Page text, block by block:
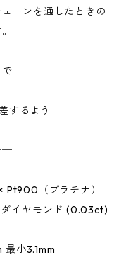
ーンを通したときの
するよう
Pt900（プラチナ）
イヤモンド (0.03ct)
最小3.1mm